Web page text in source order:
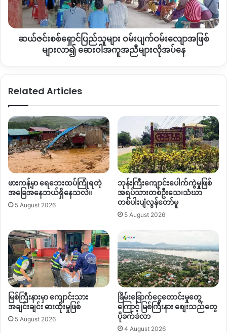
ဝမ်းပျက်
ဝမ်း
လျော
အဖြစ်
အကူအညီ
နေ
ဆယ်ဇင်းစစ်ရှောင်ပြည်သူများ ဝမ်းပျက်ဝမ်းလျောအဖြစ်
များလာ၍ ဆေးဝါအကူအညီများလိုအပ်နေ
Related Articles
ဖားကန့်မှာ ရေဘေးထပ်ကြုံရတဲ့
အခြေအနေဘယ်ရှိနေသလဲ။
5 August 2026
ဘုန်းကြီးကျောင်းပေါက်ကွဲမှုဖြစ်
အရပ်သားတစ်ဦးသေ၊သံဃာ
တစ်ပါးပျံလွန်တော်မူ
5 August 2026
မြစ်ကြီးနားမှာ ကျောင်းသား
အချင်းချင်း ဓားထိုးမှုဖြစ်
5 August 2026
ခြိမ်းခြောက်ငွေတောင်းမှုတွေ
ကြောင့် မြစ်ကြီးနား စျေးသည်တွေ
ပိုခက်ခဲလာ
4 August 2026